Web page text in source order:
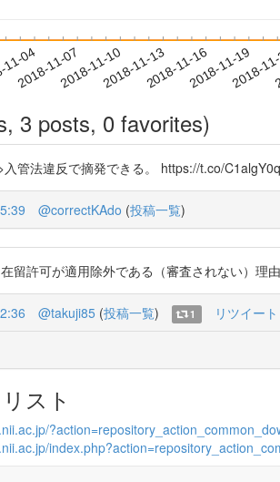
04
2018-11-072018-11-102018-11-132018-11-162018-11-19
2018-
3 posts, 0 favorites)
管法違反で摘発できる。 https://t.co/
@correctKAdo (投稿一覧)
留許可が適用除外である（審査されない）理由
@takuji85 (投稿一覧) 1 リツイー
スト